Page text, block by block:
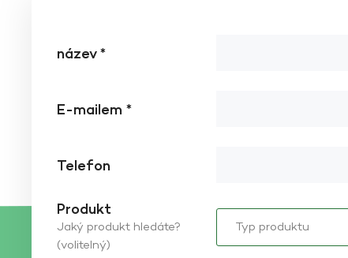
název *
E-mailem *
Telefon
Produkt
Jaký produkt hledáte?
(volitelný)